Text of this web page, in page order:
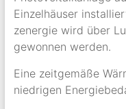
Einzelhäuser
zenergie wird über
gewonnen werden.
Eine zeitgemäße
niedrigen